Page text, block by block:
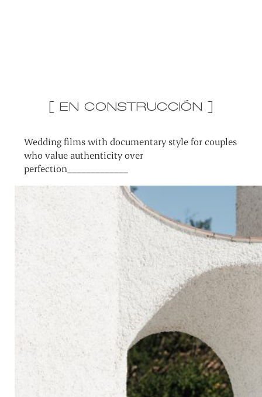
[ EN CONSTRUCCIÓN ]
Wedding films with documentary style for couples
who value authenticity over
perfection_____________